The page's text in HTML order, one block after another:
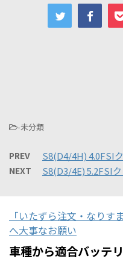
-未分類
PREV S8(D4/4H) 4.0FSI
NEXT S8(D3/4E) 5.2FSI
「いたずら注文・なり
へ大事なお願い
車種から適合バッテ